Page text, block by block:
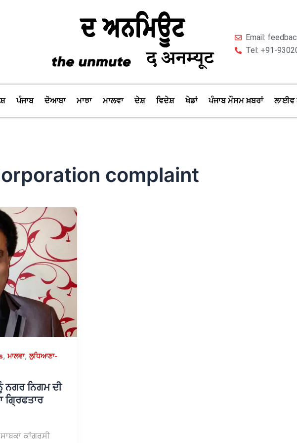
Email:
Tel: +91-
ਪੰਜਾਬ ਦੋਆਬਾ ਮਾਝਾ ਮਾਲਵਾ ਦੇਸ਼ ਵਿਦੇਸ਼ ਖੇਡਾਂ ਪੰਜਾਬ ਮੌਸਮ ਖ਼ਬਰਾਂ ਲਾਈਵ
complaint
, ਮਾਲਵਾ,ਲੁਧਿਆਣਾ-
ਨਗਰ ਨਿਗਮ ਦੀ
ਗ੍ਰਿਫਤਾਰ
ਕਾਂਗਰਸੀ